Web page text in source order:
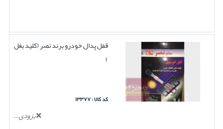
قفل پدال خودرو برند نصر (کلید بغل
)
کد کالا : ۱۳۳۷۷
بزودی...